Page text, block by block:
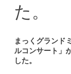
た。
まっくグランド
ルコンサート」
した。